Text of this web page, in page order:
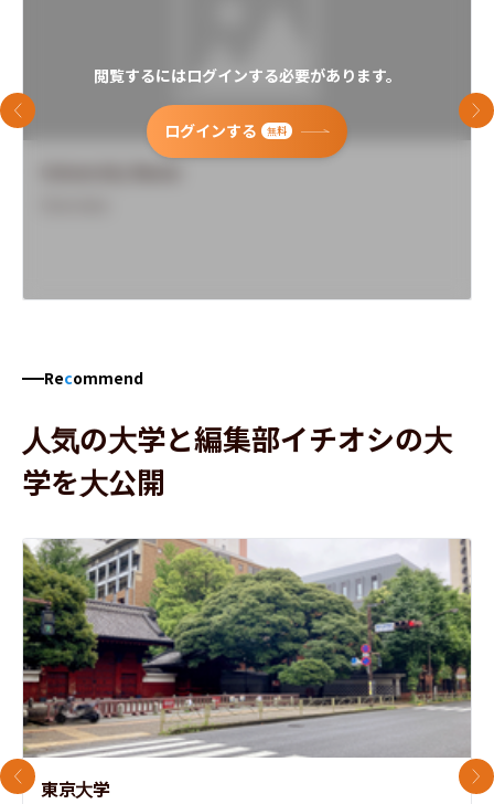
閲覧するにはログインする必要があります。
ログインする 無料
前のスライド 次
Recommend
人気の大学と編集部イチオシの大
学を大公開
東京大学
前のスライド 次